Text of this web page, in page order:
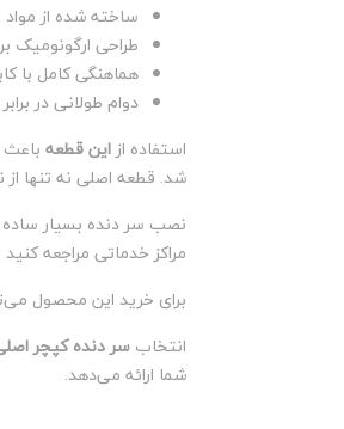
ساخته شده از
طراحی ارگونومیک
هماهنگی کامل با
دوام طولانی در
استفاده ازاین قطعه
شد. قطعه اصلی نه تنها از
نصب سر دنده بسیار ساده
مراکز خدماتی مراجعه
برای خرید این محصول
انتخابسر دنده کپچر
شما ارائه می‌دهد.